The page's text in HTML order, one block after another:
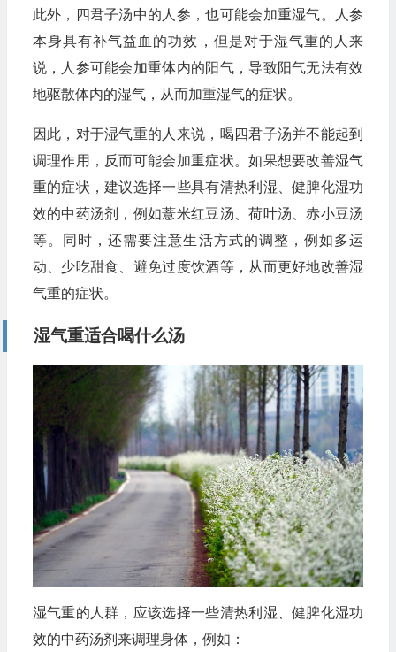
此外，四君子汤中的人参，也可能会加重湿气。人参
本身具有补气益血的功效，但是对于湿气重的人来
说，人参可能会加重体内的阳气，导致阳气无法有效
地驱散体内的湿气，从而加重湿气的症状。
因此，对于湿气重的人来说，喝四君子汤并不能起到
调理作用，反而可能会加重症状。如果想要改善湿气
重的症状，建议选择一些具有清热利湿、健脾化湿功
效的中药汤剂，例如薏米红豆汤、荷叶汤、赤小豆汤
等。同时，还需要注意生活方式的调整，例如多运
动、少吃甜食、避免过度饮酒等，从而更好地改善湿
气重的症状。
湿气重适合喝什么汤
湿气重的人群，应该选择一些清热利湿、健脾化湿功
效的中药汤剂来调理身体，例如：